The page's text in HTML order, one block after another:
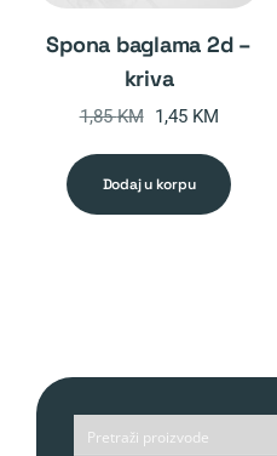
spona baglama 2d –
kriva
1,85KM Original
was:
1,85 KM.
1,45 KMCurrent
is:
1,45 KM.
dodaj u korpu